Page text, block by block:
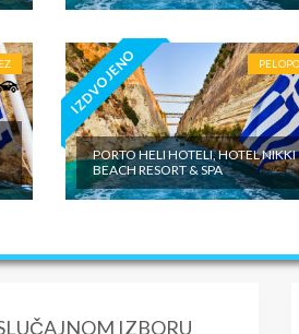
IZDVOJENO
PORTO HELI HOTELI, HOTEL NIKKI
BEACH RESORT & SPA
IZBORU